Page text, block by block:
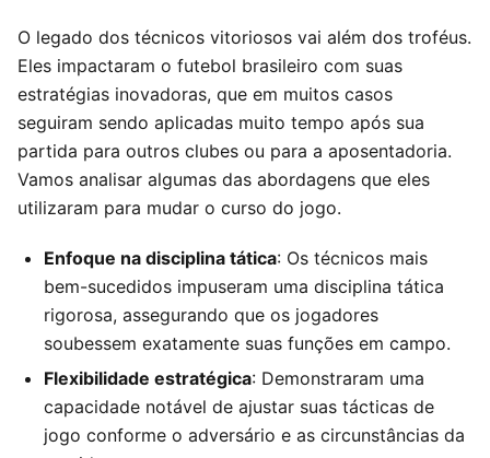
O legado dos técnicos vitoriosos vai além dos troféus.
Eles impactaram o futebol brasileiro com suas
estratégias inovadoras, que em muitos casos
seguiram sendo aplicadas muito tempo após sua
partida para outros clubes ou para a aposentadoria.
Vamos analisar algumas das abordagens que eles
utilizaram para mudar o curso do jogo.
Enfoque na disciplina tática: Os técnicos mais
bem-sucedidos impuseram uma disciplina tática
rigorosa, assegurando que os jogadores
soubessem exatamente suas funções em campo.
Flexibilidade estratégica: Demonstraram uma
capacidade notável de ajustar suas tácticas de
jogo conforme o adversário e as circunstâncias da